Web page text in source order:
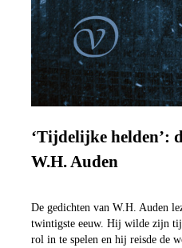
‘Tijdelijke helden’:
W.H. Auden
De gedichten van W.H. Auden
twintigste eeuw. Hij wilde zijn
rol in te spelen en hij reisde de